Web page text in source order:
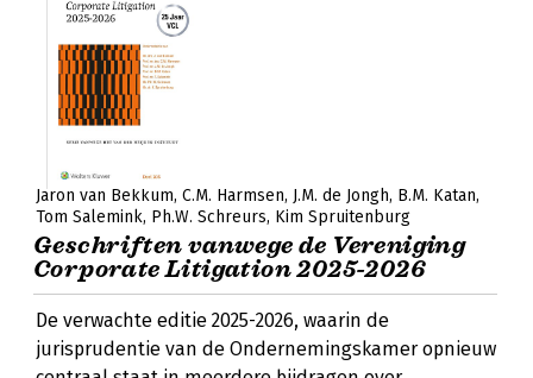
Jaron van Bekkum C.M. Harmsen J.M. de Jongh B.M. Katan
Tom Salemink Ph.W. Schreurs Kim Spruitenburg
Geschriften vanwege de Vereniging
Corporate Litigation 2025-2026
De verwachte editie 2025-2026, waarin de
jurisprudentie van de Ondernemingskamer opnieuw